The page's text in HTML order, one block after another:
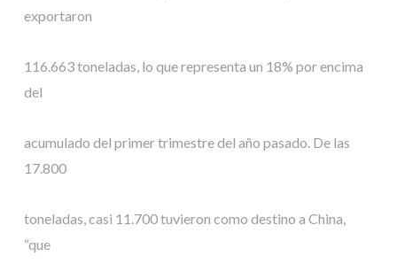
exportaron
116.663 toneladas, lo que representa un 18% por encima
del
acumulado del primer trimestre del año pasado. De las
17.800
toneladas, casi 11.700 tuvieron como destino a China,
“que